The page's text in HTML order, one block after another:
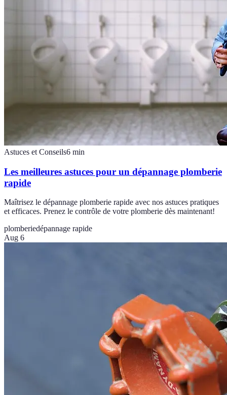
Astuces et Conseils6 min
Les meilleures astuces pour un dépannage plomberie
rapide
Maîtrisez le dépannage plomberie rapide avec nos astuces pratiques
et efficaces. Prenez le contrôle de votre plomberie dès maintenant!
plomberiedépannage rapide
Aug 6